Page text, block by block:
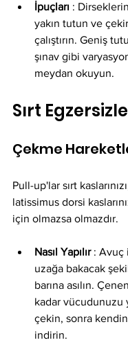
İpuçları :
yakın tutun ve
çalıştırın. Geniş
şınav gibi
meydan okuyun.
Sırt
Çekme
Pull-up'lar sırt
latissimus dorsi
için olmazsa olmazdır.
Nasıl Yapılır : Avuç
uzağa bakacak
barına asılın.
kadar vücudunuzu
çekin, sonra
indirin.